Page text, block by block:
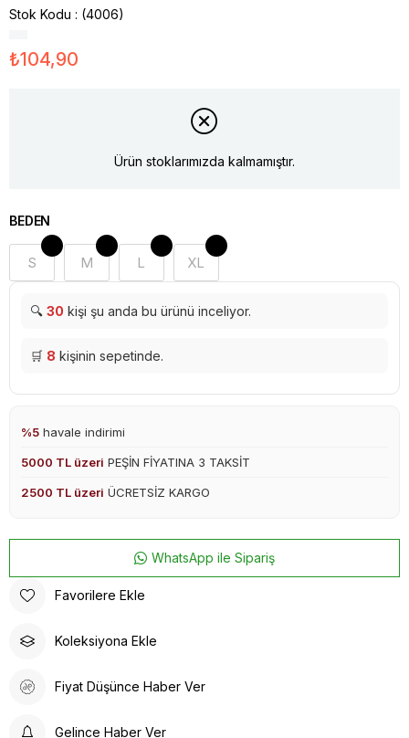
Stok Kodu (4006)
₺104,90
Ürün stoklarımızda kalmamıştır.
BEDEN
S M L XL
🔍 30 kişi şu anda bu ürünü inceliyor.
🛒 8 kişinin sepetinde.
%5 havale indirimi
5000 TL üzeri PEŞİN FİYATINA 3 TAKSİT
2500 TL üzeri ÜCRETSİZ KARGO
WhatsApp ile Sipariş
Favorilere Ekle
Koleksiyona Ekle
Fiyat Düşünce Haber Ver
Gelince Haber Ver